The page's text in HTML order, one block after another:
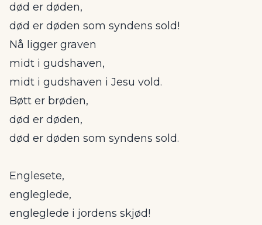
død er døden,
død er døden som syndens sold!
Nå ligger graven
midt i gudshaven,
midt i gudshaven i Jesu vold.
Bøtt er brøden,
død er døden,
død er døden som syndens sold.
Englesete,
engleglede,
engleglede i jordens skjød!